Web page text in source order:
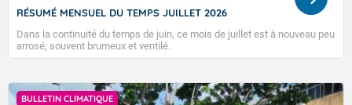
de juillet est à nouveau peu
Prévision mensuelle du 31 juillet 2026
BULLETIN DES TENDANCES MENSUELLES
2026. CES TENDANCES SONT POUR LA
NORD, SAINT-MARTIN ET SAINT-
BULLETIN CLIMATIQUE